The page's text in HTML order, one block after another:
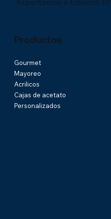
Productos
Gourmet
Mayoreo
Acrilicos
Cajas de acetato
Personalizados